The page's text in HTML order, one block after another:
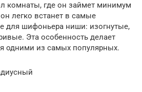
комнаты, где он займет минимум
легко встанет в самые
для шифоньера ниши: изогнутые,
Эта особенность делает
одними из самых популярных.